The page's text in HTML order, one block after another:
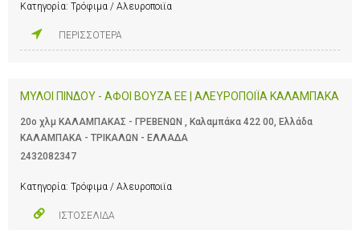
Κατηγορία: Τρόφιμα / Αλευροποιϊα
ΠΕΡΙΣΣΟΤΕΡΑ
ΜΥΛΟΙ ΠΙΝΔΟΥ - ΑΦΟΙ ΒΟΥΖΑ ΕΕ | ΑΛΕΥΡΟΠΟΙΪΑ ΚΑΛΑΜΠΑΚΑ
20ο χλμ ΚΑΛΑΜΠΑΚΑΣ - ΓΡΕΒΕΝΩΝ , Καλαμπάκα 422 00, Ελλάδα
ΚΑΛΑΜΠΑΚΑ - ΤΡΙΚΑΛΩΝ - ΕΛΛΑΔΑ
2432082347
Κατηγορία: Τρόφιμα / Αλευροποιϊα
ΙΣΤΟΣΕΛΙΔΑ